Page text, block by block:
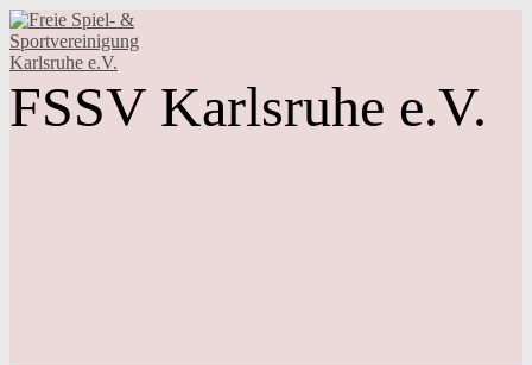
FSSV Karlsruhe e.V.